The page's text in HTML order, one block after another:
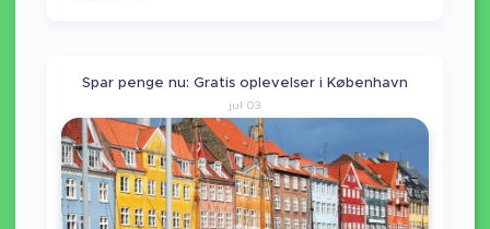
Spar penge nu: Gratis oplevelser i København
jul 03